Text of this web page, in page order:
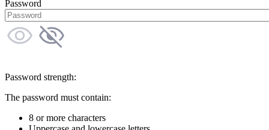
Password
Password strength:
The password must contain:
8 or more characters